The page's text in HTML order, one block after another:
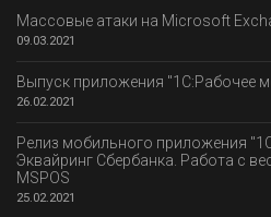
Массовые атаки на Microsoft
09.03.2021
Выпуск приложения "1С:Рабочее
26.02.2021
Релиз мобильного приложения
Эквайринг Сбербанка. Работа с
MSPOS
25.02.2021